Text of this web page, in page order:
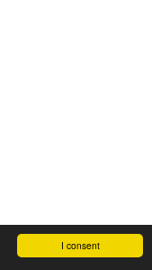
I consent